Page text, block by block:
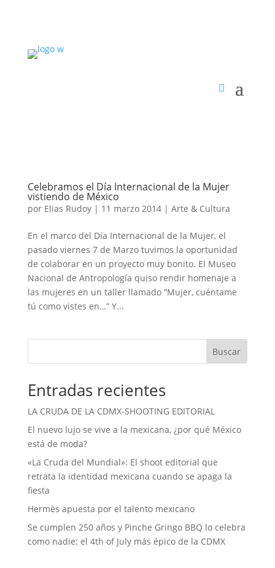
Celebramos el Día Internacional de la Mujer
vistiendo de México
por Elias Rudoy| 11 marzo 2014| Arte & Cultura
En el marco del Día Internacional de la Mujer, el
pasado viernes 7 de Marzo tuvimos la oportunidad
de colaborar en un proyecto muy bonito. El Museo
Nacional de Antropología quiso rendir homenaje a
las mujeres en un taller llamado “Mujer, cuéntame
tú como vistes en…” Y...
Buscar
Entradas recientes
LA CRUDA DE LA CDMX-SHOOTING EDITORIAL
El nuevo lujo se vive a la mexicana, ¿por qué México
está de moda?
«La Cruda del Mundial»: El shoot editorial que
retrata la identidad mexicana cuando se apaga la
fiesta
Hermès apuesta por el talento mexicano
Se cumplen 250 años y Pinche Gringo BBQ lo celebra
como nadie: el 4th of July más épico de la CDMX